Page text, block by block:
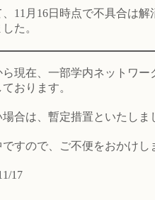
11月16日時点で不具合は解
た。
現在、一部学内ネットワー
おります。
合は、暫定措置といたしま
すので、ご不便をおかけし
17